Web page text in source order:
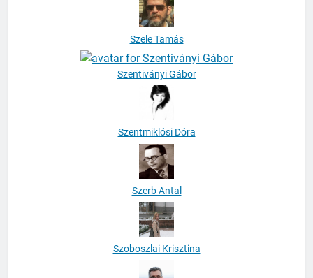
Szele Tamás
Szentiványi Gábor
Szentmiklósi Dóra
Szerb Antal
Szoboszlai Krisztina